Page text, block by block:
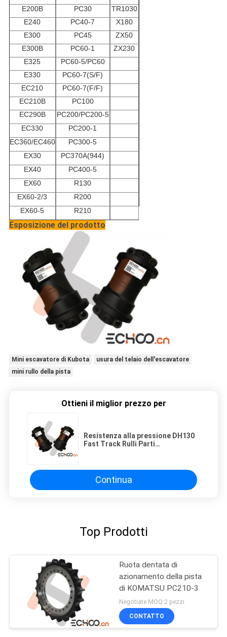
E200B PC30
TR1030
E240
PC40-7
X180
E300
PC45
ZX50
E300B
PC60-1
ZX230
E325
PC60-5/PC60
E330
PC60-7(S/F)
EC210
PC60-7(F/F)
EC210B
PC100
EC290B
PC200/PC200-5
EC330
PC200-1
EC360/EC460
PC300-5
EX30
PC370A(944)
EX40
PC400-5
EX60
R130
EX60-2/3
R200
EX60-5
R210
Esposizione del prodotto
Mini escavatore di Kubota
usura del telaio dell'escavatore
mini rullo della pista
Ottieni il miglior prezzo per
Resistenza alla pressione DH130
Fast Track Rulli Parti
Continua
Top Prodotti
Ruota dentata di
azionamento della pista
di KOMATSU PC210-3
Negotiate MOQ:2 pezzi
CONTATTO